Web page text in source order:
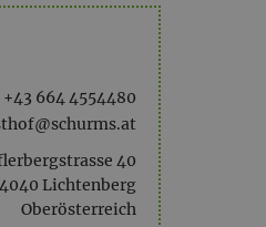
+43 664 4554480
40
4040 Lichtenberg
Oberösterreich